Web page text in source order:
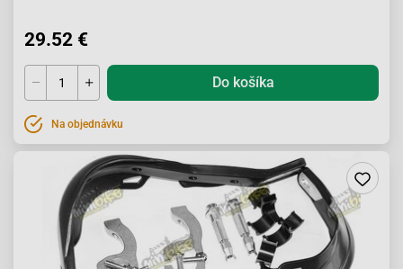
29.52 €
Do košíka
Na objednávku